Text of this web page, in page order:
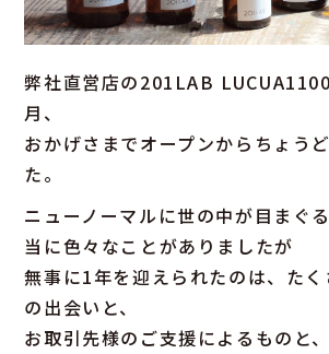
弊社直営店の201LAB
月、
おかげさまでオープンからちょう
た。
ニューノーマルに世の中が目まぐ
当に色々なことがありましたが
無事に1年を迎えられたのは、た
の出会いと、
お取引先様のご支援によるものと